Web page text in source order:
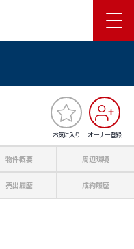
お気に入り オーナー登録
物件概要 周辺環境
売出履歴 成約履歴